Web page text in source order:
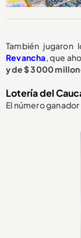
También jugaron
Revancha, que
y de $ 3000
Lotería del
El número